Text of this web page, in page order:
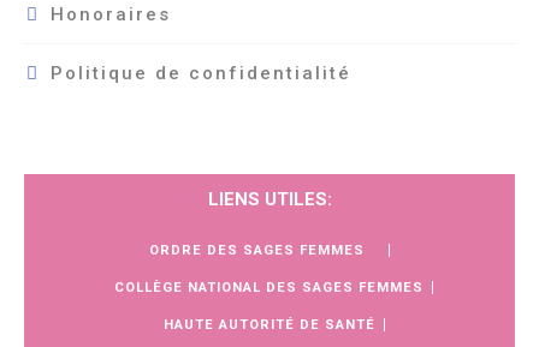
Honoraires
Politique de confidentialité
LIENS UTILES:
ORDRE DES SAGES FEMMES
COLLÈGE NATIONAL DES SAGES FEMMES
HAUTE AUTORITÉ DE SANTÉ